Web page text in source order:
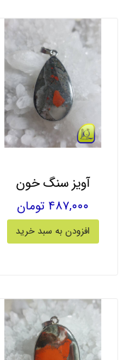
آویز سنگ خون
۴۸۷,۰۰۰ تومان
افزودن به سبد خرید